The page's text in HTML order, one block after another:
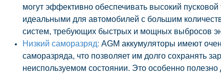
могут эффективно обеспечивать высокий пусковой
идеальными для автомобилей с большим
систем, требующих быстрых и мощных выбросов
Низкий саморазряд: AGM аккумуляторы имеют
саморазряда, что позволяет им долго сохранять
неиспользуемом состоянии. Это особенно